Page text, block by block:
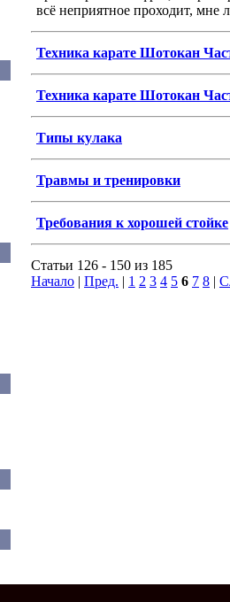
всё неприятное проходит, мне
Техника карате Шотокан
Техника карате Шотокан
Типы кулака
Травмы и тренировки
Требования к хорошей стойке
Статьи 126 - 150 из 185
Начало | Пред. | 1 2 3 4 5 6 7 8 |